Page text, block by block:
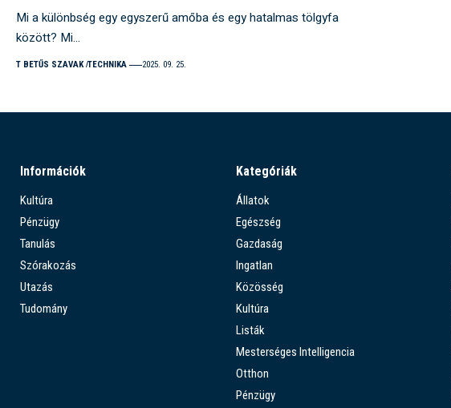
Mi a különbség egy egyszerű amőba és egy hatalmas tölgyfa
között? Mi…
T BETŰS SZAVAK TECHNIKA 2025. 09. 25.
Információk
Kultúra
Pénzügy
Tanulás
Szórakozás
Utazás
Tudomány
Kategóriák
Állatok
Egészség
Gazdaság
Ingatlan
Közösség
Kultúra
Listák
Mesterséges Intelligencia
Otthon
Pénzügy